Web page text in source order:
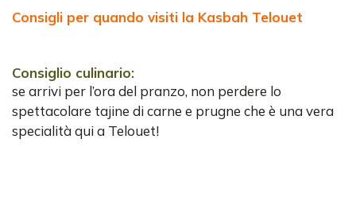
Consigli per quando visiti la Kasbah Telouet
Consiglio culinario:
se arrivi per l’ora del pranzo, non perdere lo
spettacolare tajine di carne e prugne che è una vera
specialità qui a Telouet!